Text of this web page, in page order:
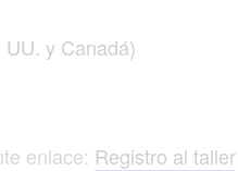
y Canadá)
enlace: Registro al taller